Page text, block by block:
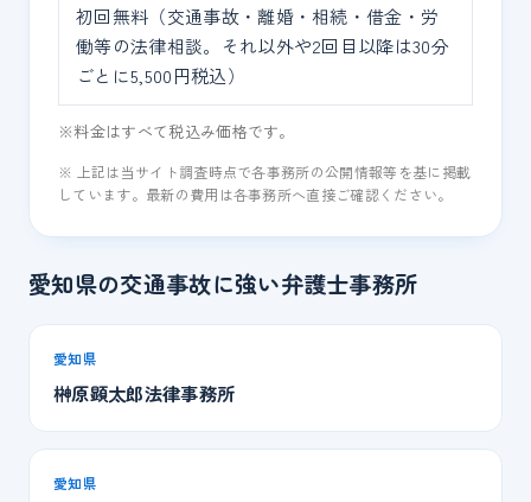
初回無料（交通事故・離婚・相続・借金・労
働等の法律相談。それ以外や2回目以降は30分
ごとに5,500円税込）
※料金はすべて税込み価格です。
※ 上記は当サイト調査時点で各事務所の公開情報等を基に掲載
しています。最新の費用は各事務所へ直接ご確認ください。
愛知県の交通事故に強い弁護士事務所
愛知県
榊原顕太郎法律事務所
愛知県